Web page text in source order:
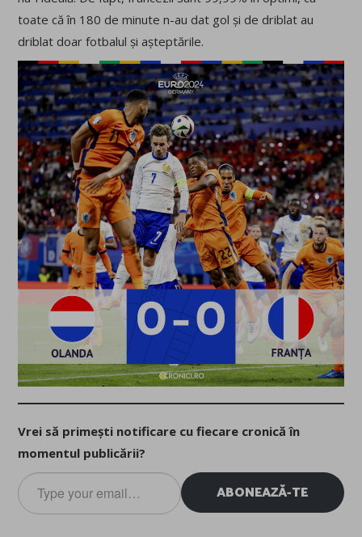
toate că în 180 de minute n-au dat gol și de driblat au
driblat doar fotbalul și așteptările.
Vrei să primești notificare cu fiecare cronică în
momentul publicării?
Type
your
email…
ABONEAZĂ-TE